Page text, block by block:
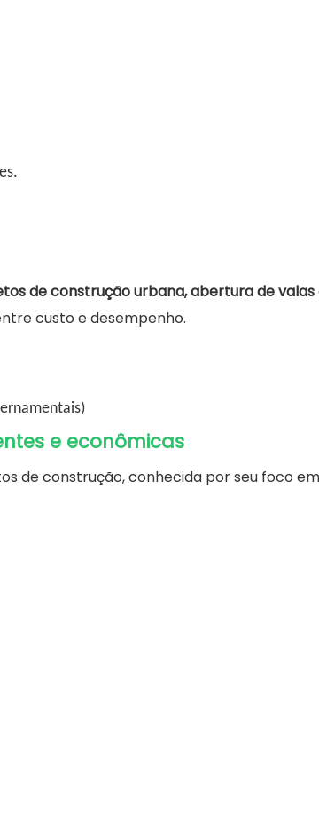
de construção urbana, abertura de valas
custo e desempenho.
e econômicas
de construção, conhecida por seu foco em